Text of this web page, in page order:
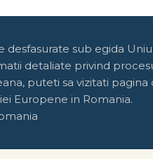
sub egida
detaliate privind
puteti sa vizitati pagina
Europene in Romania.